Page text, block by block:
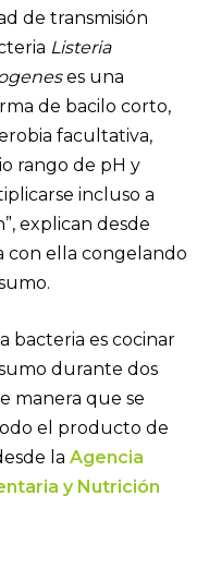
de transmisión
Listeria
es una
de bacilo corto,
facultativa,
rango de pH y
incluso a
explican desde
con ella congelando
bacteria es cocinar
durante dos
manera que se
el producto de
la Agencia
y Nutrición